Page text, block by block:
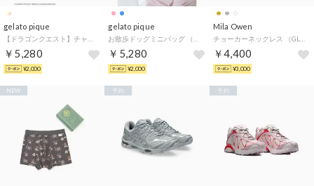
gelato pique
￥5,280
¥2,000
gelato pique
￥5,280
¥2,000
Mila Owen
￥4,400
¥3,000
NEW 予約 予約